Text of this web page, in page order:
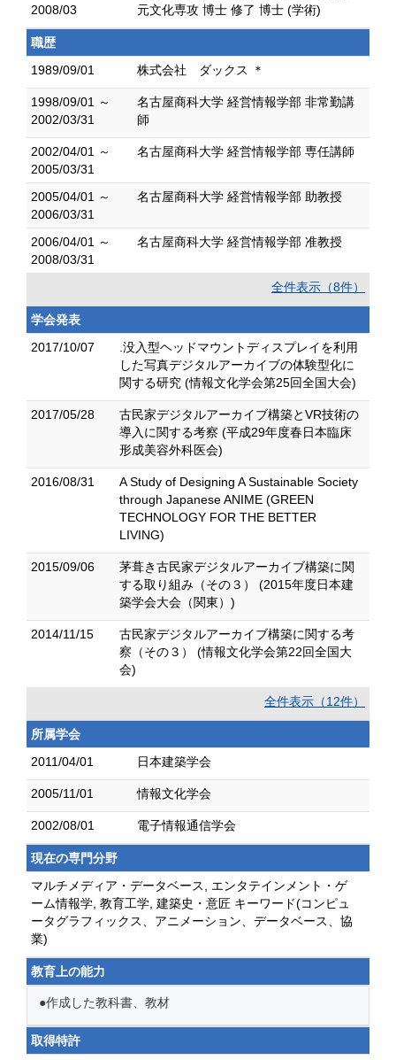
2008/03
元文化専攻 博士 修了 博士 (学術)
職歴
1989/09/01
株式会社 ダックス ＊
1998/09/01 ～
2002/03/31
名古屋商科大学 経営情報学部 非常勤講
師
2002/04/01 ～
2005/03/31
名古屋商科大学 経営情報学部 専任講師
2005/04/01 ～
2006/03/31
名古屋商科大学 経営情報学部 助教授
2006/04/01 ～
2008/03/31
名古屋商科大学 経営情報学部 准教授
全件表示（8件）
学会発表
2017/10/07
.没入型ヘッドマウントディスプレイを利用
した写真デジタルアーカイブの体験型化に
関する研究 (情報文化学会第25回全国大会)
2017/05/28
古民家デジタルアーカイブ構築とVR技術の
導入に関する考察 (平成29年度春日本臨床
形成美容外科医会)
2016/08/31
A Study of Designing A Sustainable Society
through Japanese ANIME (GREEN
TECHNOLOGY FOR THE BETTER
LIVING)
2015/09/06
茅葺き古民家デジタルアーカイブ構築に関
する取り組み（その３） (2015年度日本建
築学会大会（関東）)
2014/11/15
古民家デジタルアーカイブ構築に関する考
察（その３） (情報文化学会第22回全国大
会)
全件表示（12件）
所属学会
2011/04/01
日本建築学会
2005/11/01 情報文化学会
2002/08/01 電子情報通信学会
現在の専門分野
マルチメディア・データベース, エンタテインメント・ゲ
ーム情報学, 教育工学, 建築史・意匠 キーワード(コンピュ
ータグラフィックス、アニメーション、データベース、協
業)
教育上の能力
●作成した教科書、教材
取得特許